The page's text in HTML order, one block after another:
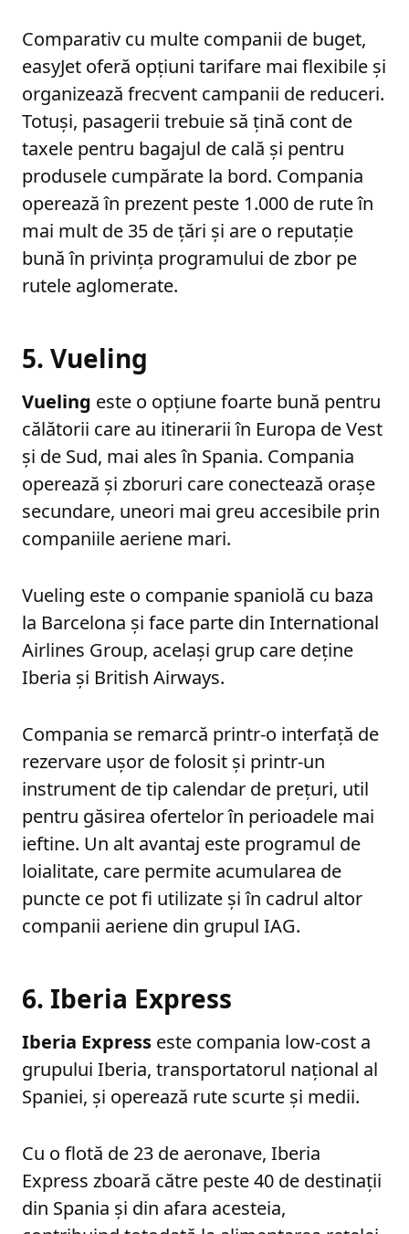
Comparativ cu multe companii de buget,
easyJet oferă opțiuni tarifare mai flexibile și
organizează frecvent campanii de reduceri.
Totuși, pasagerii trebuie să țină cont de
taxele pentru bagajul de cală și pentru
produsele cumpărate la bord. Compania
operează în prezent peste 1.000 de rute în
mai mult de 35 de țări și are o reputație
bună în privința programului de zbor pe
rutele aglomerate.
5. Vueling
Vueling este o opțiune foarte bună pentru
călătorii care au itinerarii în Europa de Vest
și de Sud, mai ales în Spania. Compania
operează și zboruri care conectează orașe
secundare, uneori mai greu accesibile prin
companiile aeriene mari.
Vueling este o companie spaniolă cu baza
la Barcelona și face parte din International
Airlines Group, același grup care deține
Iberia și British Airways.
Compania se remarcă printr-o interfață de
rezervare ușor de folosit și printr-un
instrument de tip calendar de prețuri, util
pentru găsirea ofertelor în perioadele mai
ieftine. Un alt avantaj este programul de
loialitate, care permite acumularea de
puncte ce pot fi utilizate și în cadrul altor
companii aeriene din grupul IAG.
6. Iberia Express
Iberia Express este compania low-cost a
grupului Iberia, transportatorul național al
Spaniei, și operează rute scurte și medii.
Cu o flotă de 23 de aeronave, Iberia
Express zboară către peste 40 de destinații
din Spania și din afara acesteia,